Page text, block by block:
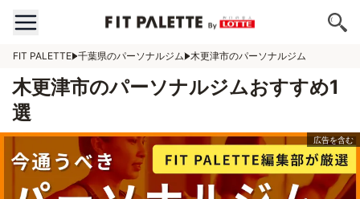
FIT PALETTE 千葉県のパーソナルジム 木更津市のパーソナルジム
木更津市のパーソナルジムおすすめ1
選